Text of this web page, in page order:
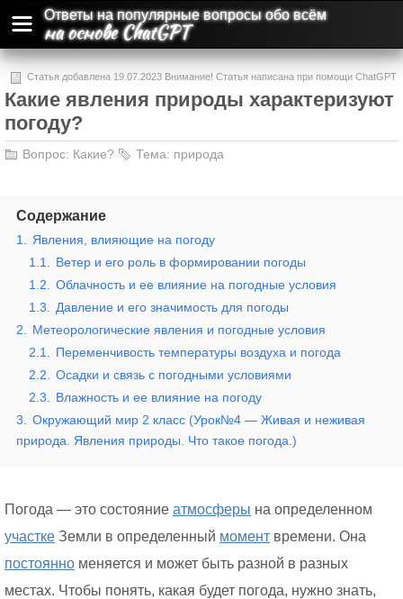
Ответы на популярные вопросы обо всём
на основе ChatGPT
Статья добавлена 19.07.2023 Внимание! Статья написана при помощи ChatGPT
и может содержать ошибки и неточности.
Какие явления природы характеризуют
погоду?
Вопрос: Какие? Тема: природа
Содержание
1.
Явления, влияющие на погоду
1.1.
Ветер и его роль в формировании погоды
1.2.
Облачность и ее влияние на погодные условия
1.3.
Давление и его значимость для погоды
2.
Метеорологические явления и погодные условия
2.1.
Переменчивость температуры воздуха и погода
2.2.
Осадки и связь с погодными условиями
2.3.
Влажность и ее влияние на погоду
3.
Окружающий мир 2 класс (Урок№4 — Живая и неживая
природа. Явления природы. Что такое погода.)
Погода — это состояние атмосферы на определенном
участке Земли в определенный момент времени. Она
постоянно меняется и может быть разной в разных
местах. Чтобы понять, какая будет погода, нужно знать,